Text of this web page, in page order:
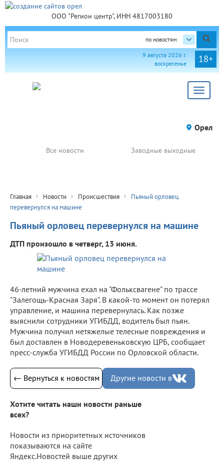
ООО "Регион центр", ИНН 4817003180
по новостям
18+
9 августа 2026 г.
воскресенье
Toggle
Орел
Все новости Заводные выходные
Главная Новости Происшествия
Пьяный орловец
перевернулся на машине
Пьяный орловец перевернулся на машине
ДТП произошло в четверг, 13 июня.
46-летний мужчина ехал на "Фольксвагене" по трассе
"Залегощь-Красная Заря". В какой-то момент он потерял
управление, и машина перевернулась. Как позже
выяснили сотрудники УГИБДД, водитель был пьян.
Мужчина получил нетяжелые телесные повреждения и
был доставлен в Новодеревеньковскую ЦРБ, сообщает
пресс-служба УГИБДД России по Орловской области.
← Вернуться к новостям Другие новости в
Хотите читать наши новости раньше
всех?
Новости из приоритетных источников
показываются на сайте
Яндекс.Новостей выше других